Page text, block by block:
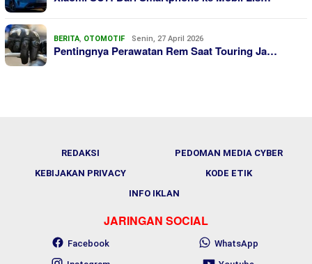
BERITA OTOMOTIF Senin, 27 April 2026
Pentingnya Perawatan Rem Saat Touring Ja…
REDAKSI
PEDOMAN MEDIA CYBER
KEBIJAKAN PRIVACY
KODE ETIK
INFO IKLAN
JARINGAN SOCIAL
Facebook
WhatsApp